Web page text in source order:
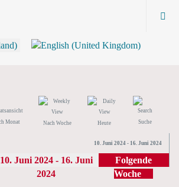
Monat Nach Woche Heute Suche
10. Juni 2024 - 16. Juni 2024
10. Juni 2024 - 16. Juni
2024
Folgende
Woche